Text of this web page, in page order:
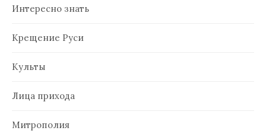
Интересно знать
Крещение Руси
Культы
Лица прихода
Митрополия